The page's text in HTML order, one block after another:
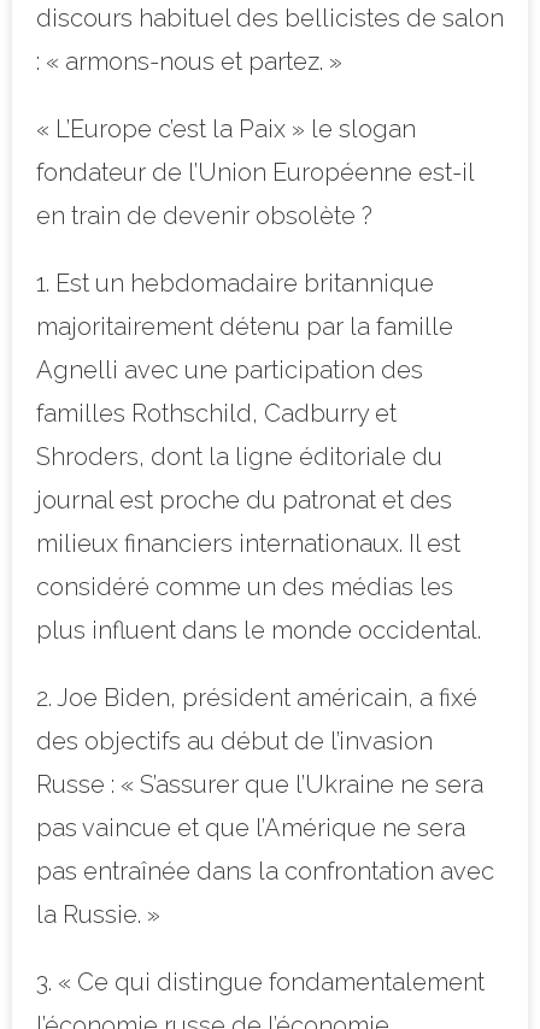
discours habituel des bellicistes de salon
: « armons-nous et partez. »
« L’Europe c’est la Paix » le slogan
fondateur de l’Union Européenne est-il
en train de devenir obsolète ?
1. Est un hebdomadaire britannique
majoritairement détenu par la famille
Agnelli avec une participation des
familles Rothschild, Cadburry et
Shroders, dont la ligne éditoriale du
journal est proche du patronat et des
milieux financiers internationaux. Il est
considéré comme un des médias les
plus influent dans le monde occidental.
2. Joe Biden, président américain, a fixé
des objectifs au début de l’invasion
Russe : « S’assurer que l’Ukraine ne sera
pas vaincue et que l’Amérique ne sera
pas entraînée dans la confrontation avec
la Russie. »
3. « Ce qui distingue fondamentalement